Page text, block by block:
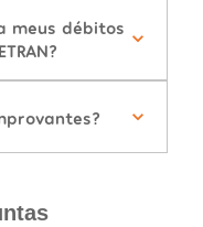
meus débitos